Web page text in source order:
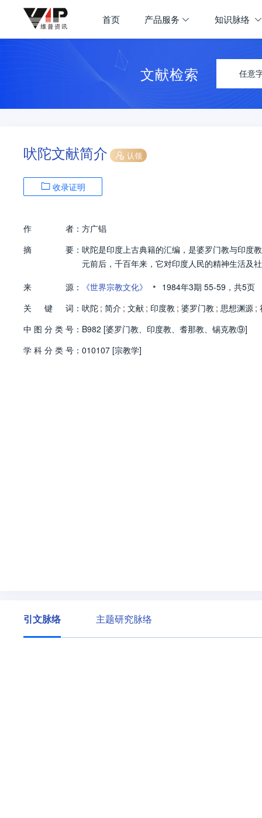
首页 产品服务 知识脉络
文献检索 任意
吠陀文献简介 认领
收录证明
作 者： 方广锠
摘
要： 吠陀是印度上古典籍的汇编，是婆罗门教与印度
元前后，千百年来，它对印度人民的精神生活及
来
源： 《世界宗教文化》 • 1984年3期 55-59， 共5页
关
键 词： 吠陀 ; 简介 ; 文献 ; 印度教 ; 婆罗门教 ; 思想渊源 ;
中 图 分 类 号： B982 [婆罗门教、印度教、耆那教、锡克教⑨]
学 科 分 类 号： 010107 [宗教学]
引文脉络 主题研究脉络